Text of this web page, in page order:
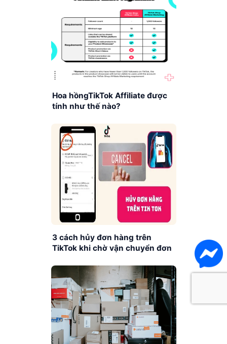
Hoa hồngTikTok Affiliate được
tính như thế nào?
3 cách hủy đơn hàng trên
TikTok khi chờ vận chuyển đơn